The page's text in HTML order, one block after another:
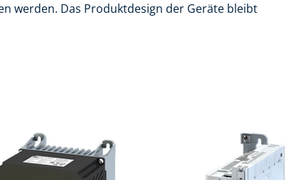
werden. Das Produktdesign der Geräte bleibt